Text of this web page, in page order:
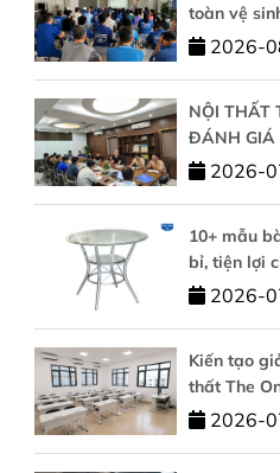
toàn vệ
2026-
NỘI THẤT
ĐÁNH GIÁ
9001 VÀ
2026-
10+ mẫu
bỉ, tiện lợi
2026-
Kiến tạo
thất The
Trường Đại
2026-